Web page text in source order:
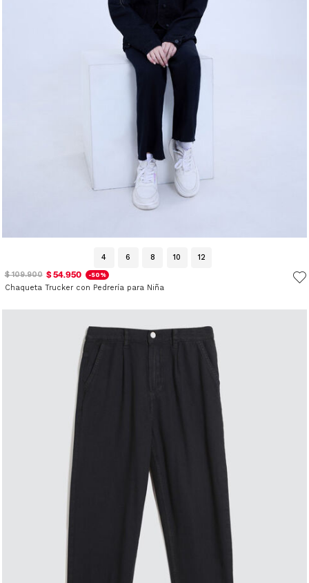
4 6 8 10
12
$ 109.900 $ 54.950 -50%
Chaqueta Trucker con Pedrería para Niña